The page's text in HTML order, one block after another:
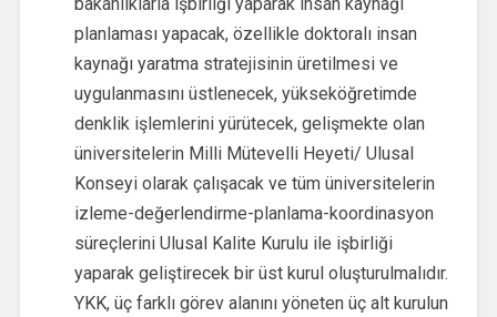
planlaması yapacak, özellikle doktoralı insan
kaynağı yaratma stratejisinin üretilmesi ve
uygulanmasını üstlenecek, yükseköğretimde
denklik işlemlerini yürütecek, gelişmekte olan
üniversitelerin Milli Mütevelli Heyeti/ Ulusal
Konseyi olarak çalışacak ve tüm üniversitelerin
izleme-değerlendirme-planlama-koordinasyon
süreçlerini Ulusal Kalite Kurulu ile işbirliği
yaparak geliştirecek bir üst kurul oluşturulmalıdır.
YKK, üç farklı görev alanını yöneten üç alt kurulun